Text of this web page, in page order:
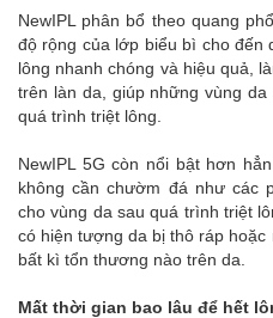
NewIPL phân bổ theo quang
độ rộng của lớp biểu bì cho đến
lông nhanh chóng và hiệu quả,
trên làn da, giúp những vùng
quá trình triệt lông.
NewIPL 5G còn nổi bật hơn
không cần chườm đá như các
cho vùng da sau quá trình triệt
có hiện tượng da bị thô ráp
bất kì tổn thương nào trên da.
Mất thời gian bao lâu để hết